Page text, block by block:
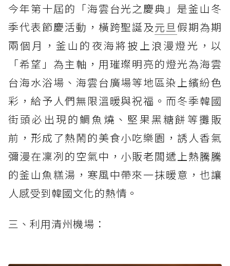
今年第十屆的「海雲台光之慶典」是釜山冬
季代表節慶活動，橫跨聖誕及元旦假期為期
兩個月，釜山的夜海將披上浪漫燈光，以
「希望」為主軸，用璀璨明亮的燈光為海雲
台海水浴場、海雲台廣場等地區染上繽紛色
彩，給予人們無限溫暖與祝福。而冬季韓國
街頭必出現的鯛魚燒、堅果黑糖餅等攤販
前，形成了熱鬧的美食小吃樂園，誘人香氣
彌漫在凜冽的空氣中，小販老闆遞上熱騰騰
的釜山魚糕湯，寒風中帶來一抹暖意，也讓
人感受到韓國文化的熱情。
三、利用清州機場：